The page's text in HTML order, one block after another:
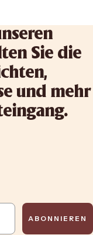
Sie die
und mehr
ABONNIEREN